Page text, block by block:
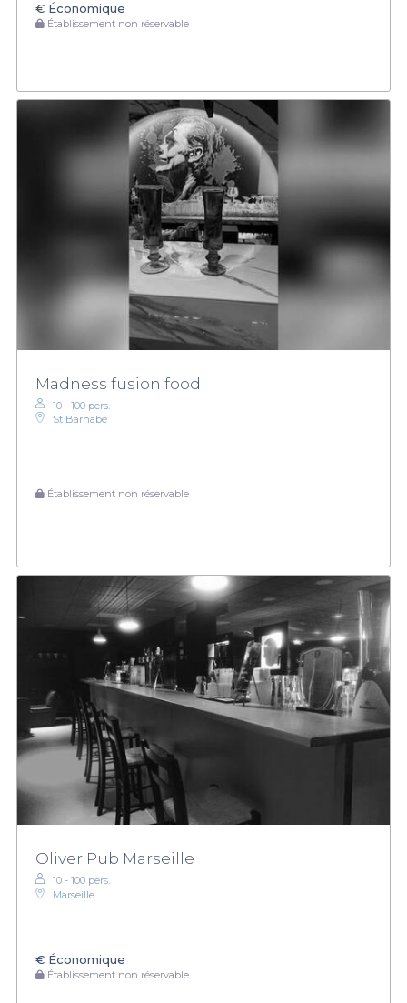
€ Économique
Établissement non réservable
Madness fusion food
10 - 100 pers.
St Barnabé
Établissement non réservable
Oliver Pub Marseille
10 - 100 pers.
Marseille
€ Économique
Établissement non réservable